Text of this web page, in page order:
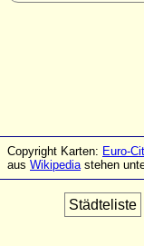
Copyright Karten: Euro-
aus Wikipediastehen
Städteliste